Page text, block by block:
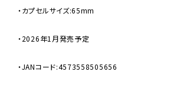
・カプセルサイズ:65mm
・2026年1月発売予定
・JANコード:4573558505656